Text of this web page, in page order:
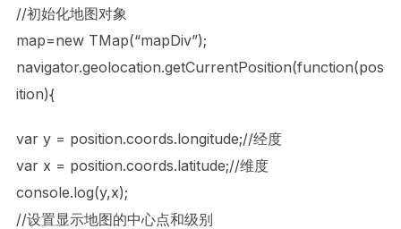
//初始化地图对象
map=new TMap(“mapDiv”);
navigator.geolocation.getCurrentPosition(function(pos
ition){
var y = position.coords.longitude;//经度
var x = position.coords.latitude;//维度
console.log(y,x);
//设置显示地图的中心点和级别